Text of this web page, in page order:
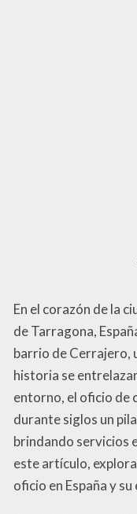
En el corazón de la
de Tarragona,
barrio de Cerrajero,
historia se
entorno, el oficio de
durante siglos un
brindando servicios
este artículo,
oficio en España y